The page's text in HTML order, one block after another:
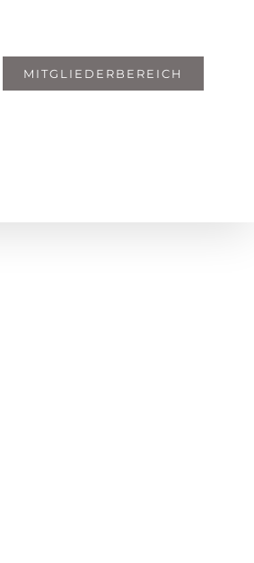
MITGLIEDERBEREICH